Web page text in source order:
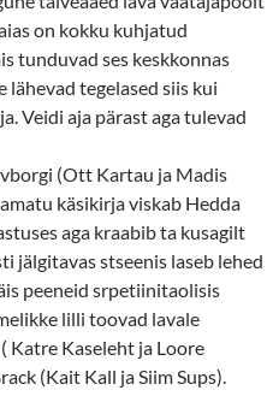
on kokku kuhjatud
tunduvad ses keskkonnas
lähevad tegelased siis kui
Veidi aja pärast aga tulevad
(Ott Kartau ja Madis
käsikirja viskab Hedda
aga kraabib ta kusagilt
jälgitavas stseenis laseb lehed
peeneid srpetiinitaolisis
lilli toovad lavale
Katre Kaseleht ja Loore
(Kait Kall ja Siim Sups).